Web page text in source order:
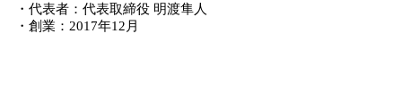
・代表者：代表取締役 明渡隼人
・創業：2017年12月